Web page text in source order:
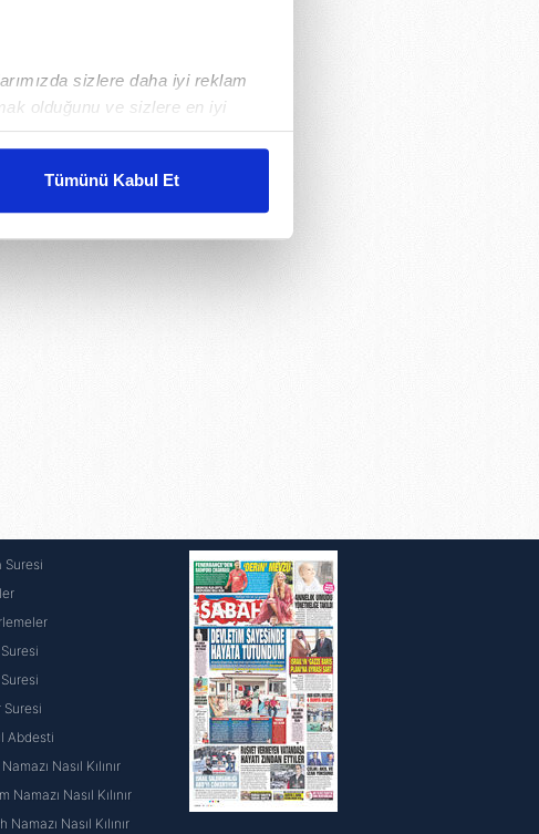
sizlere daha iyi reklam
olduğunu ve sizlere en iyi
maliyetlerimizi karşılamak
gösterilmeyecektir."
ve sizlere yönelik
ilişkin detaylı bilgi için Ayarlar
Tümünü Kabul Et
Suresi
Suresi
Abdesti
Nasıl Kılınır
Namazı Nasıl Kılınır
Namazı Nasıl Kılınır